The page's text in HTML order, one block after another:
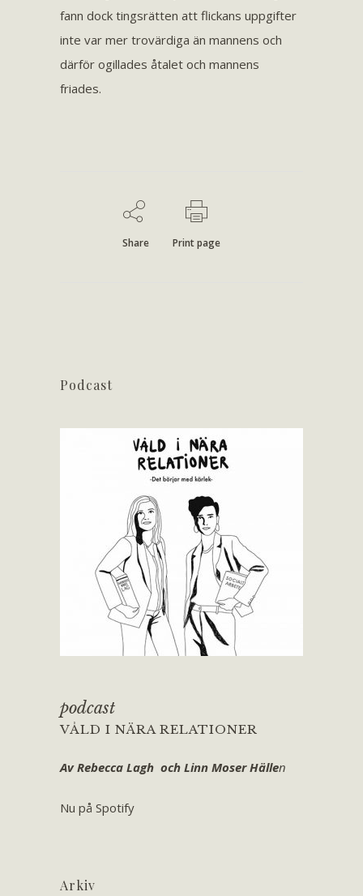
fann dock tingsrätten att flickans uppgifter
inte var mer trovärdiga än mannens och
därför ogillades åtalet och mannens
friades.
Share Print page
Podcast
podcast
VÅLD I NÄRA RELATIONER
Av Rebecca Lagh och Linn Moser Hällen
Nu på Spotify
Arkiv